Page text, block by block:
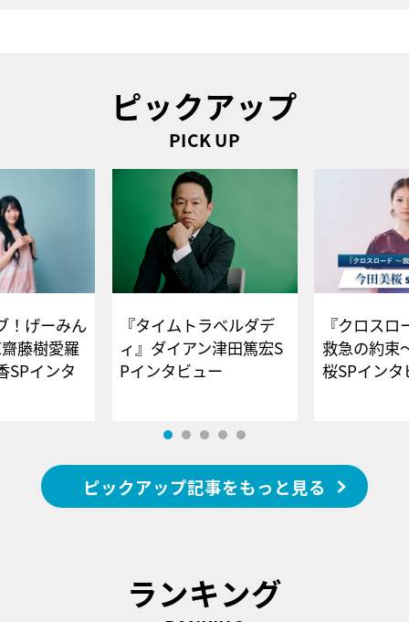
ピックアップ
PICK UP
！げーみん
藤樹愛羅
SPインタ
『タイムトラベルダデ
ィ』ダイアン津田篤宏S
Pインタビュー
『クロス
救急の約束
桜SPイ
ピックアップ記事をもっと見る
ランキング